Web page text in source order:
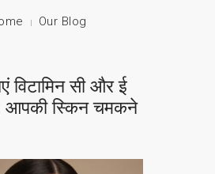
Our Blog
विटामिन सी और ई
आपकी स्किन चमकने